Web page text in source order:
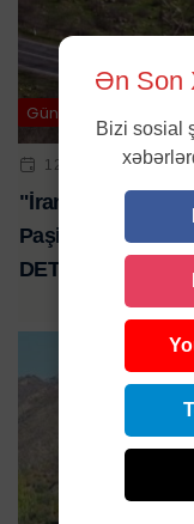
Gündəm
12 SEN 2024 |
"İranın “Zəngəzur
Paşinyana
DETALLAR
Ən Son
Bizi sosial